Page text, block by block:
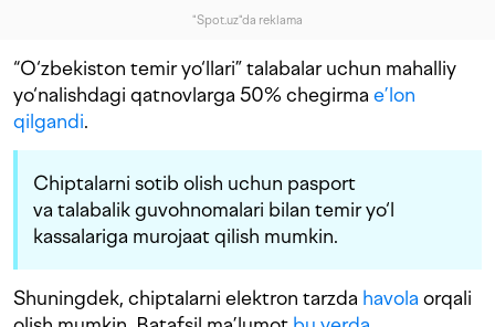
"Spot.uz"da reklama
“O‘zbekiston temir yo‘llari” talabalar uchun mahalliy
yo‘nalishdagi qatnovlarga 50% chegirma e’lon
qilgandi.
Chiptalarni sotib olish uchun pasport
va talabalik guvohnomalari bilan temir yo‘l
kassalariga murojaat qilish mumkin.
Shuningdek, chiptalarni elektron tarzda havola orqali